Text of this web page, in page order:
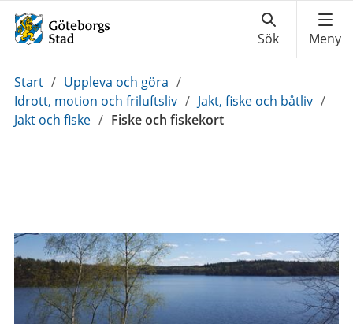
Du
är
här:
Start / Uppleva och göra /
Idrott, motion och friluftsliv / Jakt, fiske och båtliv /
Jakt och fiske / Fiske och fiskekort